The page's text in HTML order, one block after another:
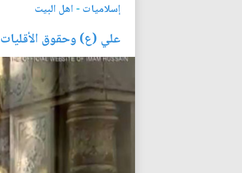
إسلاميات - اهل البيت
علي (ع) وحقوق الأقليات